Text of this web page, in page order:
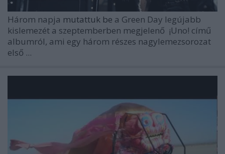
Három napja mutattuk be a Green Day legújabb
kislemezét a szeptemberben megjelenő ¡Uno! című
albumról, ami egy három részes nagylemezsorozat
első ...